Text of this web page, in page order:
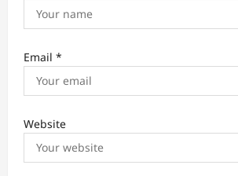
Email *
Website